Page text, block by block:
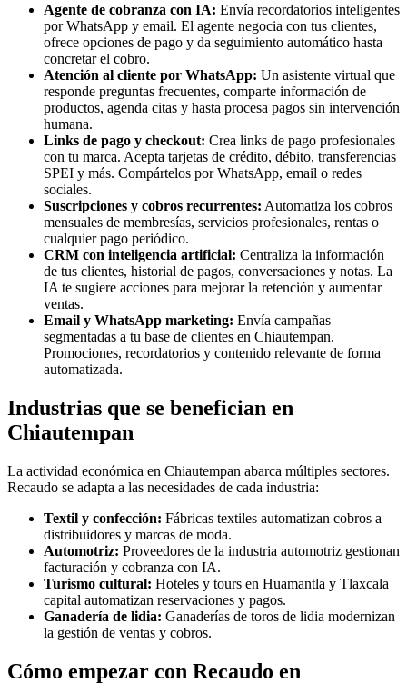
Agente de cobranza con IA: Envía recordatorios inteligentes
por WhatsApp y email. El agente negocia con tus clientes,
ofrece opciones de pago y da seguimiento automático hasta
concretar el cobro.
Atención al cliente por WhatsApp: Un asistente virtual que
responde preguntas frecuentes, comparte información de
productos, agenda citas y hasta procesa pagos sin intervención
humana.
Links de pago y checkout: Crea links de pago profesionales
con tu marca. Acepta tarjetas de crédito, débito, transferencias
SPEI y más. Compártelos por WhatsApp, email o redes
sociales.
Suscripciones y cobros recurrentes: Automatiza los cobros
mensuales de membresías, servicios profesionales, rentas o
cualquier pago periódico.
CRM con inteligencia artificial: Centraliza la información
de tus clientes, historial de pagos, conversaciones y notas. La
IA te sugiere acciones para mejorar la retención y aumentar
ventas.
Email y WhatsApp marketing: Envía campañas
segmentadas a tu base de clientes en Chiautempan.
Promociones, recordatorios y contenido relevante de forma
automatizada.
Industrias que se benefician en
Chiautempan
La actividad económica en Chiautempan abarca múltiples sectores.
Recaudo se adapta a las necesidades de cada industria:
Textil y confección: Fábricas textiles automatizan cobros a
distribuidores y marcas de moda.
Automotriz: Proveedores de la industria automotriz gestionan
facturación y cobranza con IA.
Turismo cultural: Hoteles y tours en Huamantla y Tlaxcala
capital automatizan reservaciones y pagos.
Ganadería de lidia: Ganaderías de toros de lidia modernizan
la gestión de ventas y cobros.
Cómo empezar con Recaudo en